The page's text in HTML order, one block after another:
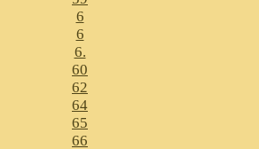
6
6
6.
60
62
64
65
66